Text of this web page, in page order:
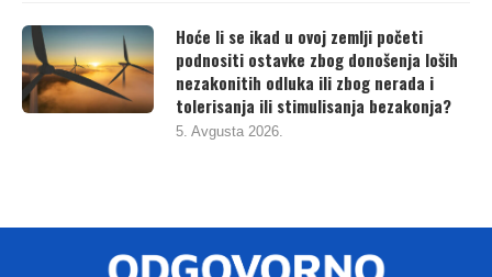
podnositi ostavke zbog donošenja loših
nezakonitih odluka ili zbog nerada i
tolerisanja ili stimulisanja bezakonja?
5. Avgusta 2026.